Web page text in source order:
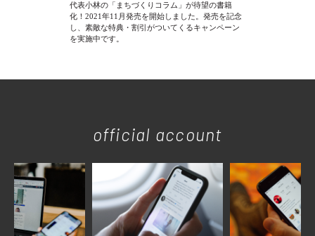
代表小林の「まちづくりコラム」が待望の書籍
化！2021年11月発売を開始しました。発売を記念
し、素敵な特典・割引がついてくるキャンペーン
を実施中です。
official account